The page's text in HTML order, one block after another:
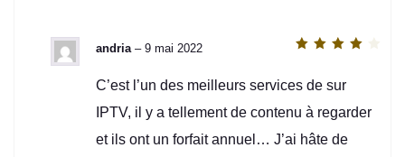
sur 5
andria – 9 mai 2022
C’est l’un des meilleurs services de sur
IPTV, il y a tellement de contenu à regarder
et ils ont un forfait annuel… J’ai hâte de